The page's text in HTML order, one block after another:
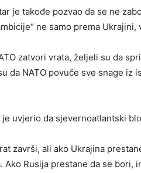
je takođe pozvao da se ne
ne samo prema
zatvori vrata, željeli su da
da NATO povuče sve snage
uvjerio da sjevernoatlantski
završi, ali ako Ukrajina
Ako Rusija prestane da se bori,